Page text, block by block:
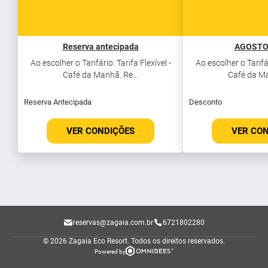
Reserva antecipada
Ao escolher o Tarifário: Tarifa Flexível -
Café da Manhã. Re...
Reserva Antecipada
VER CONDIÇÕES
Ao escolher o
Café da
Desconto
VER
reservas@zagaia.com.br 6721802280
© 2026 Zagaia Eco Resort. Todos os direitos reservados.
Powered by